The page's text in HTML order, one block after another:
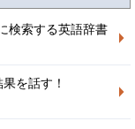
検索する英語辞書
を話す！